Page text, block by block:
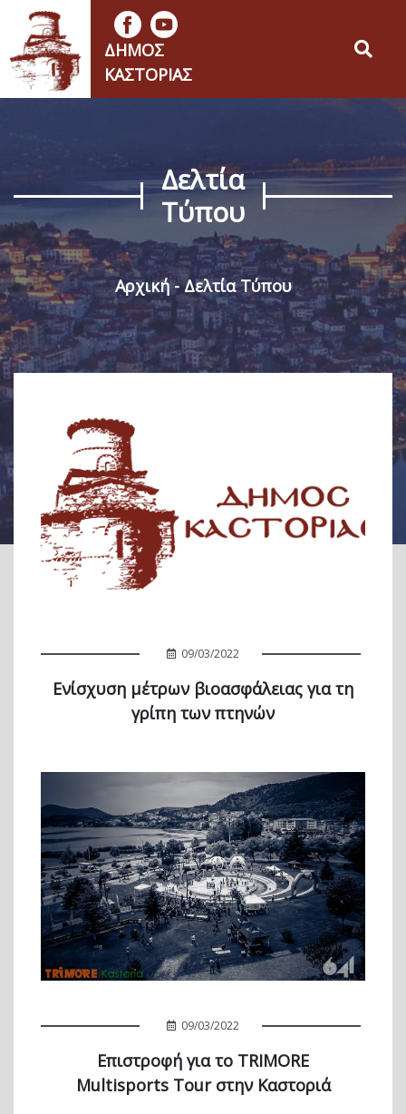
ΔΉΜΟΣ
ΚΑΣΤΟΡΙΆΣ
Δελτία
Τύπου
Αρχική Δελτία Τύπου
09/03/2022
Ενίσχυση μέτρων βιοασφάλειας για τη
γρίπη των πτηνών
09/03/2022
Επιστροφή για το TRIMORE
Multisports Tour στην Καστοριά